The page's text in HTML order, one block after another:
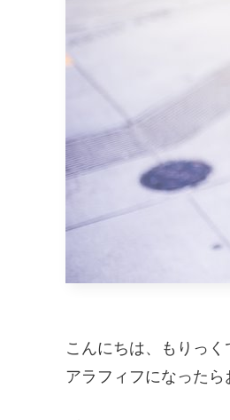
こんにちは、もりっく
アラフィフになったら